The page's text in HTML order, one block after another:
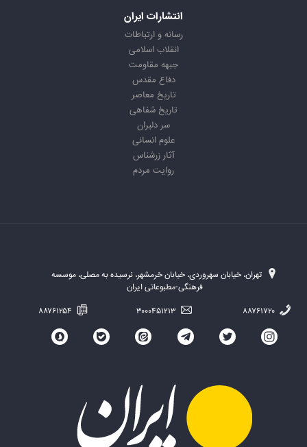
انتشارات ایران
رسانه و ارتباطات
انقلاب اسلامی
جبهه مقاومت
دفاع مقدس
تاریخ معاصر
تاریخ شفاهی
سر دلبران
علوم انسانی
آثار زرشناس
روایت مردم
تهران، خیابان سهروردی، خیابان خرمشهر، نرسیده به مصلی، موسسه
فرهنگی-مطبوعاتی ایران